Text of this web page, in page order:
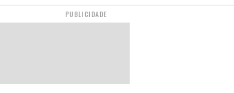
PUBLICIDADE